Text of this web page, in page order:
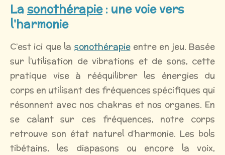
Lasonothérapie: une voie vers
l'harmonie
C’est ici que la sonothérapieentre en jeu. Basée
sur l’utilisation de vibrations et de sons, cette
pratique vise à rééquilibrer les énergies du
corps en utilisant des fréquences spécifiques qui
résonnent avec nos chakras et nos organes. En
se calant sur ces fréquences, notre corps
retrouve son état naturel d’harmonie. Les bols
tibétains, les diapasons ou encore la voix,